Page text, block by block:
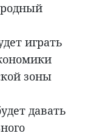
играть
зоны
давать